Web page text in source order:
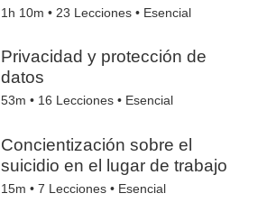
1h 10m • 23 Lecciones • Esencial
Privacidad y protección de
datos
53m • 16 Lecciones • Esencial
Concientización sobre el
suicidio en el lugar de trabajo
15m •7 Lecciones • Esencial